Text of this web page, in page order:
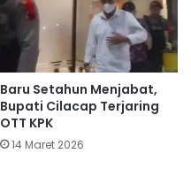
Baru Setahun Menjabat,
Bupati Cilacap Terjaring
OTT KPK
14 Maret 2026